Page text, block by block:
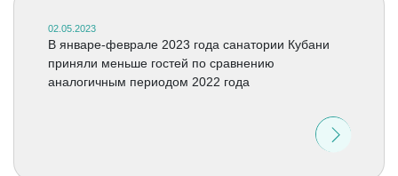
02.05.2023
В январе-феврале 2023 года санатории Кубани
приняли меньше гостей по сравнению
аналогичным периодом 2022 года